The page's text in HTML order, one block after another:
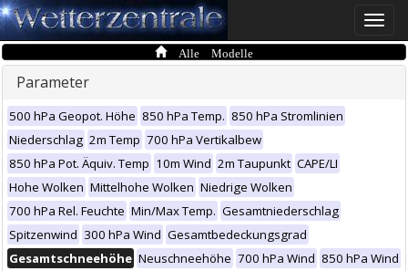
Toggle
Alle Modelle
Parameter
500 hPa Geopot. Höhe 850 hPa Temp. 850 hPa Stromlinien
Niederschlag 2m Temp 700 hPa Vertikalbew
850 hPa Pot. Äquiv. Temp 10m Wind 2m Taupunkt CAPE/LI
Hohe Wolken Mittelhohe Wolken Niedrige Wolken
700 hPa Rel. Feuchte Min/Max Temp. Gesamtniederschlag
Spitzenwind 300 hPa Wind Gesamtbedeckungsgrad
Gesamtschneehöhe Neuschneehöhe 700 hPa Wind 850 hPa Wind